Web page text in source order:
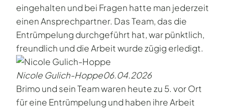
eingehalten und bei Fragen hatte man jederzeit
einen Ansprechpartner. Das Team, das die
Entrümpelung durchgeführt hat, war pünktlich,
freundlich und die Arbeit wurde zügig erledigt.
Nicole Gulich-Hoppe06.04.2026
Brimo und sein Team waren heute zu 5. vor Ort
für eine Entrümpelung und haben ihre Arbeit